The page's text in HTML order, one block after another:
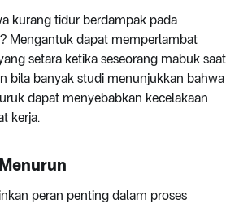
kurang tidur berdampak pada
Mengantuk dapat memperlambat
setara ketika seseorang mabuk saat
bila banyak studi menunjukkan bahwa
dapat menyebabkan kecelakaan
kerja.
peran penting dalam proses